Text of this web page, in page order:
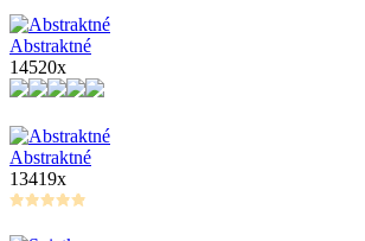
Abstraktné
14520x
Abstraktné
13419x